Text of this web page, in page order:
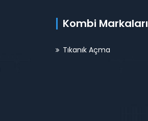
Kombi Markaları
Tıkanık Açma